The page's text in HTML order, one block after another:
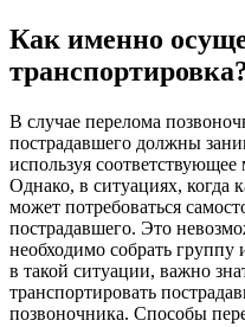
Как именно
В случае перелома
пострадавшего должны
используя
Однако, в ситуациях, когда
может потребоваться
пострадавшего. Это
необходимо собрать группу
в такой ситуации, важно
транспортировать
позвоночника. Способы